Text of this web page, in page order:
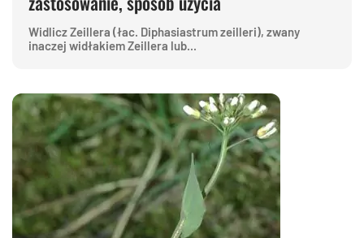
Widlicz Zeillera (łac. Diphasiastrum zeilleri), zwany
inaczej widłakiem Zeillera lub...